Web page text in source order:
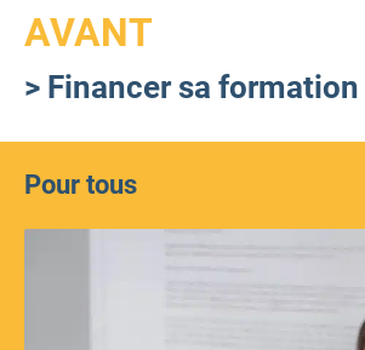
AVANT
> Financer sa formation
Pour tous